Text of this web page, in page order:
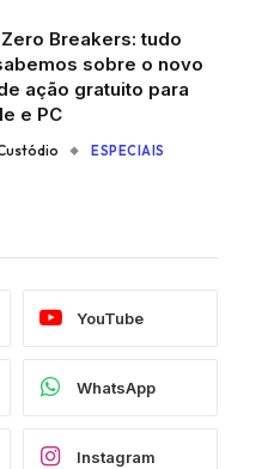
Breakers: tudo
sobre o novo
ação gratuito para
e PC
ESPECIAIS
YouTube
WhatsApp
Instagram